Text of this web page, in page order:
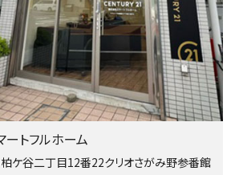
4,080万円
4ＬＤＫ
淵野辺駅
歩17分
たり良好。 キッチンから…
3,680万円
バ19分・ 歩8分
ートフルホーム
ケ谷二丁目12番22クリオさがみ野参番館